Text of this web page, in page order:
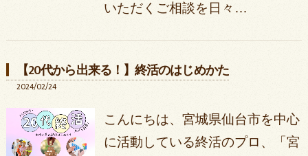
いただくご相談を日々…
【20代から出来る！】終活のはじめかた
2024/02/24
こんにちは、宮城県仙台市を中心
に活動している終活のプロ、「宮